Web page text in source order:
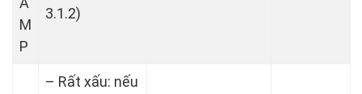
M
P
3.1.2)
– Rất xấu: nếu